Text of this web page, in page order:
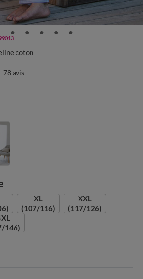
coton
78avis
XL
(107/116)
XXL
(117/126)
146)